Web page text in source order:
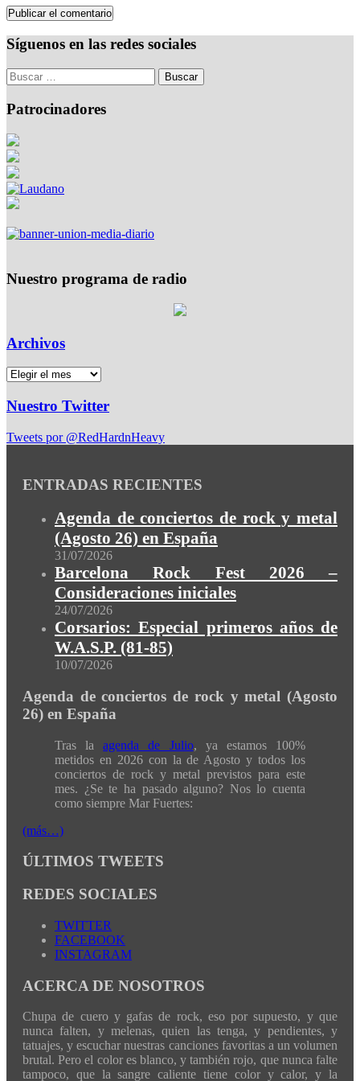
Síguenos en las redes sociales
Patrocinadores
Nuestro programa de radio
Archivos
Nuestro Twitter
Tweets por @RedHardnHeavy
ENTRADAS RECIENTES
Agenda de conciertos de rock y metal
(Agosto 26) en España
31/07/2026
Barcelona Rock Fest 2026 –
Consideraciones iniciales
24/07/2026
Corsarios: Especial primeros años de
W.A.S.P. (81-85)
10/07/2026
Agenda de conciertos de rock y metal (Agosto
26) en España
Tras laagenda de Julio, ya estamos 100%
metidos en 2026 con la de Agosto y todos los
conciertos de rock y metal previstos para este
mes. ¿Se te ha pasado alguno? Nos lo cuenta
como siempre Mar Fuertes:
(más…)
ÚLTIMOS TWEETS
REDES SOCIALES
TWITTER
FACEBOOK
INSTAGRAM
ACERCA DE NOSOTROS
Chupa de cuero y gafas de rock, eso por supuesto, y que
nunca falten, y melenas, quien las tenga, y pendientes, y
tatuajes, y escuchar nuestras canciones favoritas a un volumen
brutal. Pero el color es blanco, y también rojo, que nunca falte
tampoco, que la sangre caliente tiene color y calor, y la